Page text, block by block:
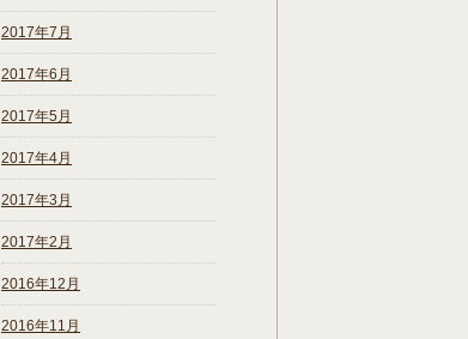
2017年7月
2017年6月
2017年5月
2017年4月
2017年3月
2017年2月
2016年12月
2016年11月